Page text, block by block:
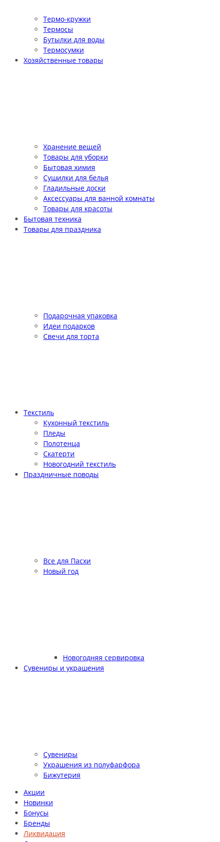
Термо-кружки
Термосы
Бутылки для воды
Термосумки
Хозяйственные товары
Хранение вещей
Товары для уборки
Бытовая химия
Сушилки для белья
Гладильные доски
Аксессуары для ванной комнаты
Товары для красоты
Бытовая техника
Товары для праздника
Подарочная упаковка
Идеи подарков
Свечи для торта
Текстиль
Кухонный текстиль
Пледы
Полотенца
Скатерти
Новогодний текстиль
Праздничные поводы
Все для Пасхи
Новый год
Новогодняя сервировка
Сувениры и украшения
Сувениры
Украшения из полуфарфора
Бижутерия
Акции
Новинки
Бонусы
Бренды
Ликвидация